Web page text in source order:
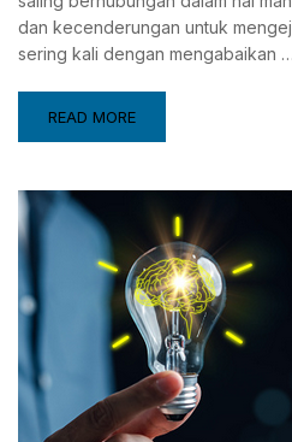
dan kecenderungan untuk
sering kali dengan mengabaikan …
READ MORE